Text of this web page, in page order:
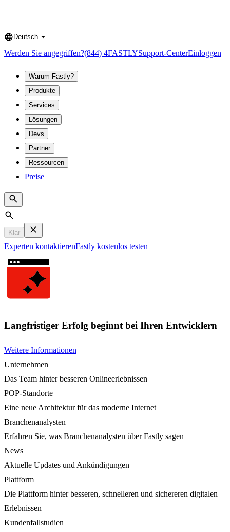
Language
Deutsch
Werden Sie angegriffen?(844) 4FASTLYSupport-CenterEinloggen
Warum Fastly?
Produkte
Services
Lösungen
Devs
Partner
Ressourcen
Preise
Search
Klar
Experten kontaktierenFastly kostenlos testen
Langfristiger Erfolg beginnt bei Ihren Entwicklern
Weitere Informationen
Unternehmen
Das Team hinter besseren Onlineerlebnissen
POP-Standorte
Eine neue Architektur für das moderne Internet
Branchenanalysten
Erfahren Sie, was Branchenanalysten über Fastly sagen
News
Aktuelle Updates und Ankündigungen
Plattform
Die Plattform hinter besseren, schnelleren und sichereren digitalen
Erlebnissen
Kundenfallstudien